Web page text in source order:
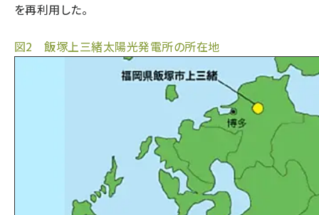
を再利用した。
図2 飯塚上三緒太陽光発電所の所在地